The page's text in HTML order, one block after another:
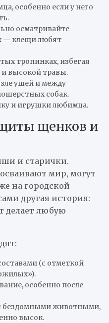
особенно если у него
осматривайте
— клещи любят
тропинках, избегая
и высокой травы.
ушей и между
собак.
и игрушки любимца.
щенков и
и старички.
мир, могут
на городской
другая история:
делает любую
(с отметкой
особенно после
бездомными животными,
высок.